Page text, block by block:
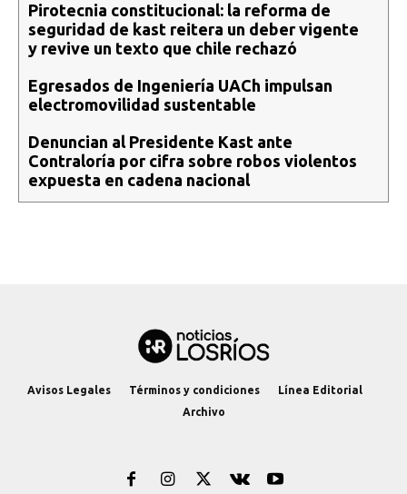
Pirotecnia constitucional: la reforma de
seguridad de kast reitera un deber vigente
y revive un texto que chile rechazó
Egresados de Ingeniería UACh impulsan
electromovilidad sustentable
Denuncian al Presidente Kast ante
Contraloría por cifra sobre robos violentos
expuesta en cadena nacional
Avisos Legales Términos y condiciones
Línea Editorial
Archivo